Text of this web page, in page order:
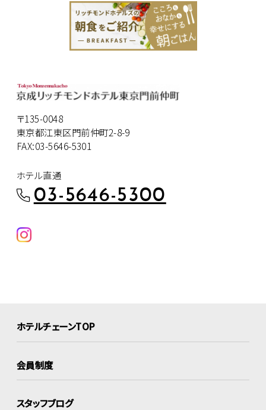
〒135-0048
東京都江東区門前仲町2-8-9
FAX:03-5646-5301
ホテル直通
03-5646-5300
ホテルチェーンTOP
会員制度
スタッフブログ